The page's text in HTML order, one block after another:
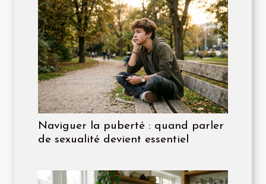
Naviguer la puberté : quand parler
de sexualité devient essentiel